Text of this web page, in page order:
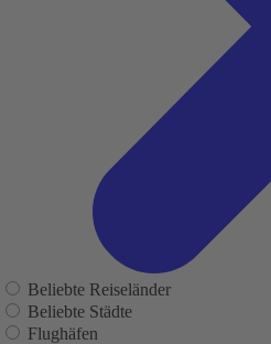
Beliebte Reiseländer
Beliebte Städte
Flughäfen